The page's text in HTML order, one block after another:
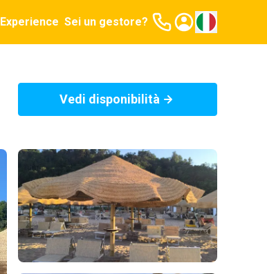
Experience Sei un gestore?
Vedi disponibilità